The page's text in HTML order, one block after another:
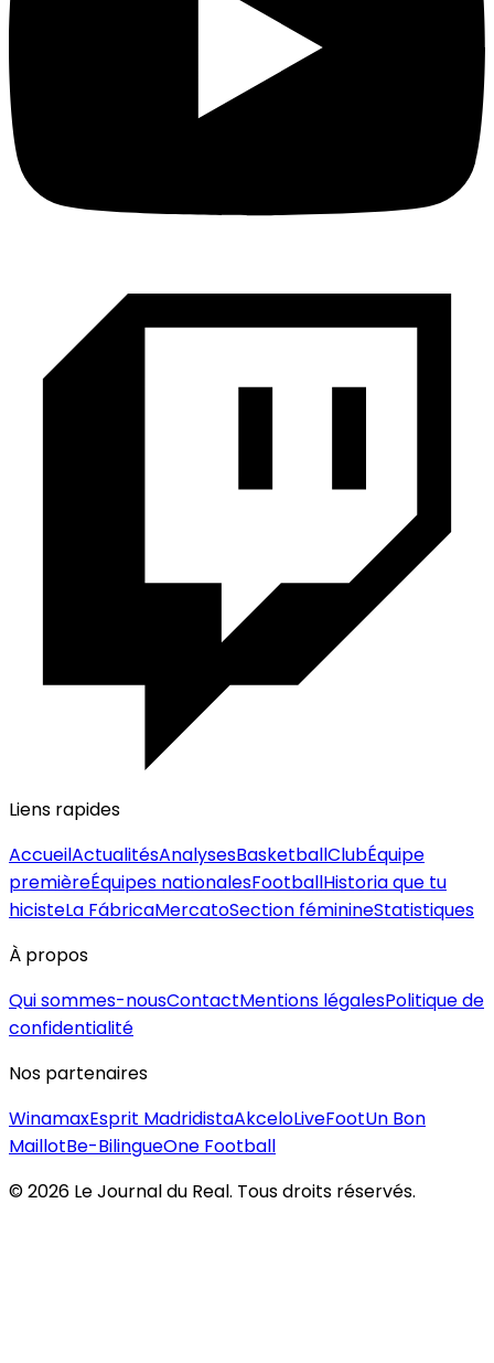
Liens rapides
AccueilActualitésAnalysesBasketballClubÉquipe
premièreÉquipes nationalesFootballHistoria que tu
hicisteLa FábricaMercatoSection féminineStatistiques
À propos
Qui sommes-nousContactMentions légalesPolitique de
confidentialité
Nos partenaires
WinamaxEsprit MadridistaAkceloLiveFootUn Bon
MaillotBe-BilingueOne Football
©2026 Le Journal du Real. Tous droits réservés.